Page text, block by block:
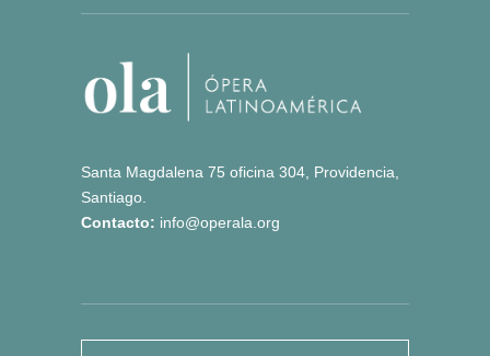
Santa Magdalena 75 oficina 304, Providencia,
Santiago.
Contacto: info@operala.org